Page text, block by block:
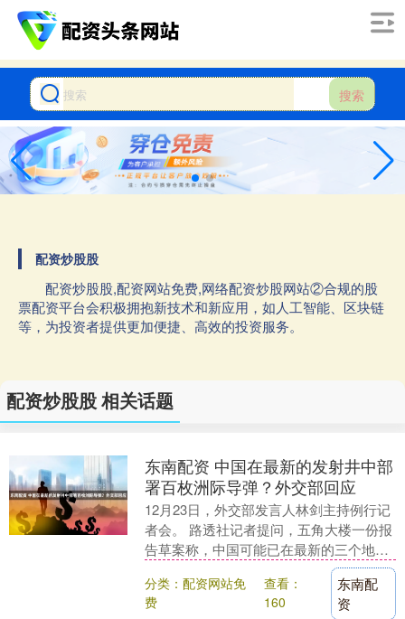
搜索
配资炒股股
配资炒股股,配资网站免费,网络配资炒股网站②合规的股
票配资平台会积极拥抱新技术和新应用，如人工智能、区块链
等，为投资者提供更加便捷、高效的投资服务。
配资炒股股 相关话题
东南配资 中国在最新的发射井中部
署百枚洲际导弹？外交部回应
12月23日，外交部发言人林剑主持例行记
者会。 路透社记者提问，五角大楼一份报
告草案称，中国可能已在最新的三个地下
发射井中部署了100多枚洲际弹道导弹。
报告还指....
分类：配资网站免
费
查看：
160
东南配
资